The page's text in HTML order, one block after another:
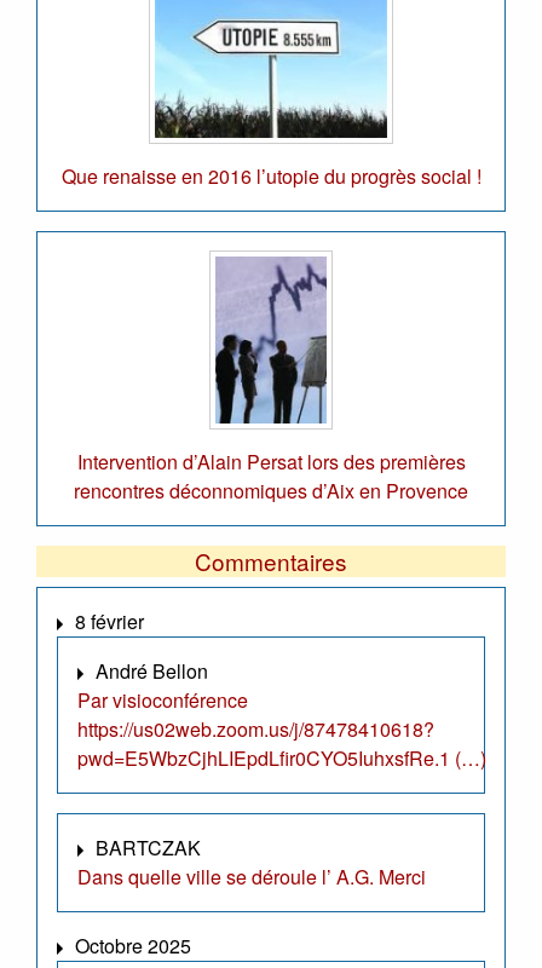
Que renaisse en 2016 l’utopie du progrès social !
Intervention d’Alain Persat lors des premières
rencontres déconnomiques d’Aix en Provence
Commentaires
8 février
André Bellon
Par visioconférence
https://us02web.zoom.us/j/87478410618?
pwd=E5WbzCjhLIEpdLfir0CYO5IuhxsfRe.1 (…)
BARTCZAK
Dans quelle ville se déroule l’ A.G. Merci
Octobre 2025